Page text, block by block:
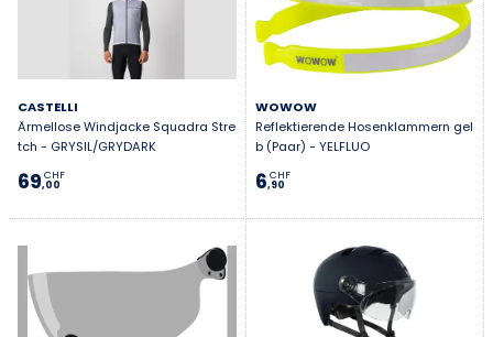
CASTELLI
Ärmellose Windjacke Squadra Stre
tch - GRYSIL/GRYDARK
69,00
CHF
WOWOW
Reflektierende Hosenklammern gel
b (Paar) - YELFLUO
6,90
CHF